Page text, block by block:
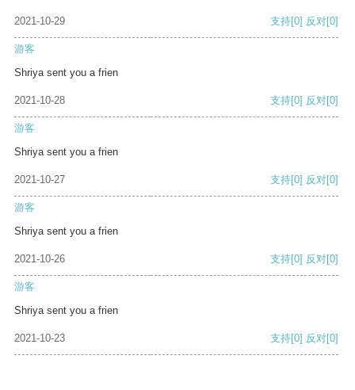
2021-10-29 支持[0] 反对[0]
游客
Shriya sent you a frien
2021-10-28 支持[0] 反对[0]
游客
Shriya sent you a frien
2021-10-27 支持[0] 反对[0]
游客
Shriya sent you a frien
2021-10-26 支持[0] 反对[0]
游客
Shriya sent you a frien
2021-10-23 支持[0] 反对[0]